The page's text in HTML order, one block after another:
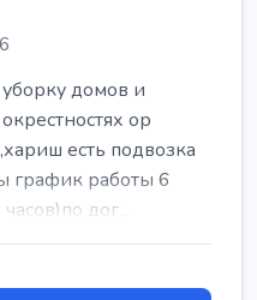
домов и
ор
есть подвозка
график работы 6
дог...